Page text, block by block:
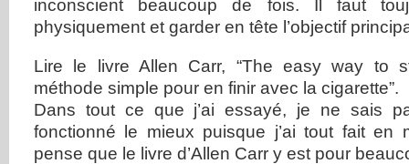
inconscient beaucoup de fois. Il faut
physiquement et garder en tête l’objectif
Lire le livre Allen Carr, “The easy way to
méthode simple pour en finir avec la cigarette”.
Dans tout ce que j’ai essayé, je ne sais
fonctionné le mieux puisque j’ai tout fait en
pense que le livre d’Allen Carr y est pour